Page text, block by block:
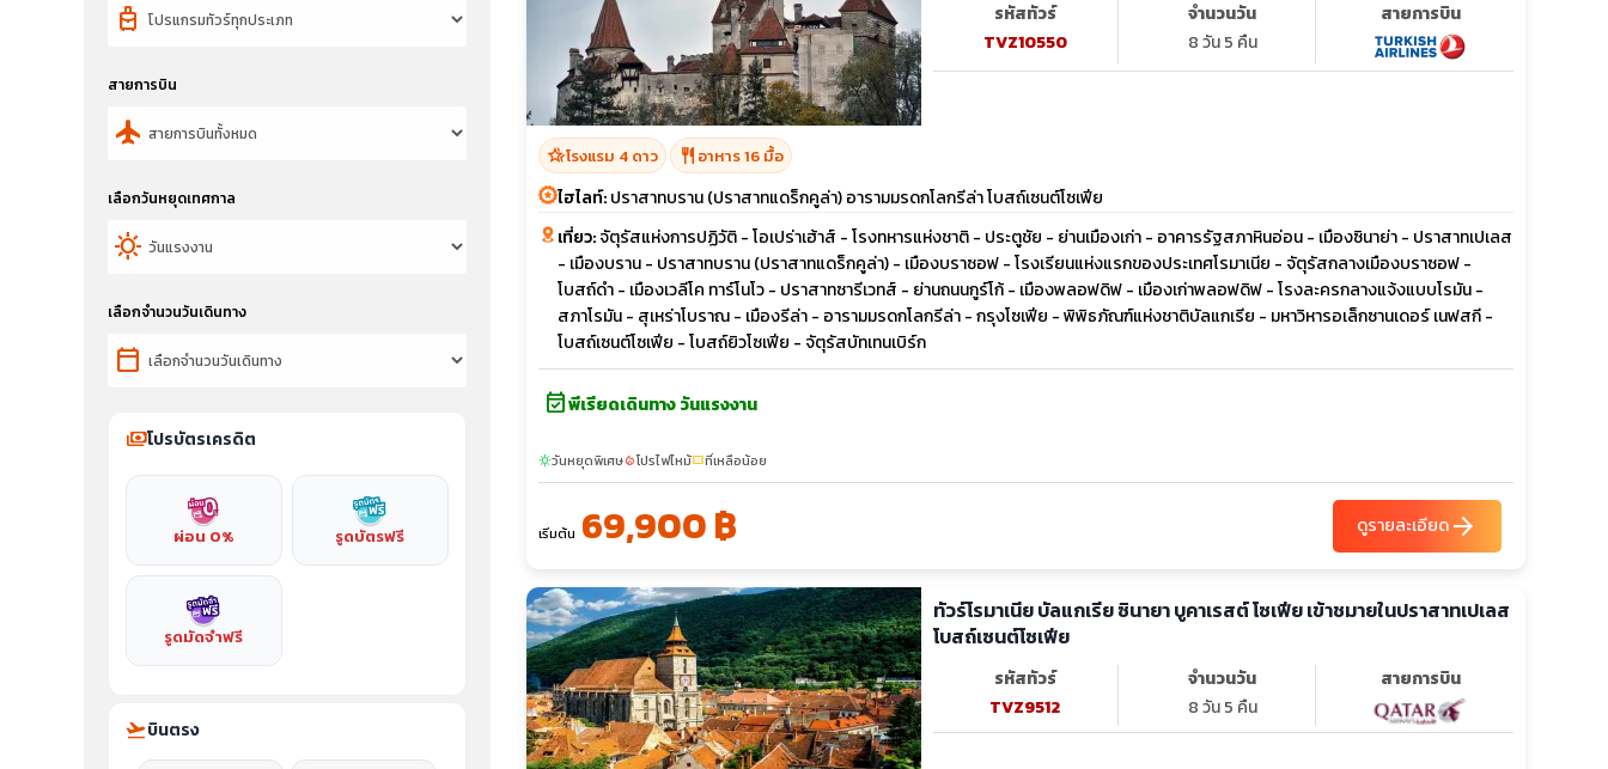
travel_luggage_and_bags
สายการบิน
flight
เลือกวันหยุดเทศกาล
sunny
เลือกจำนวนวันเดินทาง
calendar_today
paymentsโปรบัตรเครดิต
ผ่อน 0% รูดบัตรฟรี
รูดมัดจำฟรี
flight_takeoffบินตรง
รหัสทัวร์
TVZ10550
จำนวนวัน
8 วัน 5 คืน
สายการบิน
hotel_classโรงแรม 4 ดาว restaurant อาหาร 16 มื้อ
ไฮไลท์:ปราสาทบราน (ปราสาทแดร็กคูล่า) อารามมรดกโลกรีล่า โบสถ์เซนต์โซเฟีย
เที่ยว:จัตุรัสแห่งการปฏิวัติ - โอเปร่าเฮ้าส์ - โรงทหารแห่งชาติ - ประตูชัย - ย่านเมืองเก่า - อาคารรัฐสภาหินอ่อน - เมืองซินาย่า - ปราสาทเปเลส
- เมืองบราน - ปราสาทบราน (ปราสาทแดร็กคูล่า) - เมืองบราซอฟ - โรงเรียนแห่งแรกของประเทศโรมาเนีย - จัตุรัสกลางเมืองบราซอฟ -
โบสถ์ดำ - เมืองเวลีโค ทาร์โนโว - ปราสาทซารีเวทส์ - ย่านถนนกูร์โก้ - เมืองพลอฟดิฟ - เมืองเก่าพลอฟดิฟ - โรงละครกลางแจ้งแบบโรมัน -
สภาโรมัน - สุเหร่าโบราณ - เมืองรีล่า - อารามมรดกโลกรีล่า - กรุงโซเฟีย - พิพิธภัณฑ์แห่งชาติบัลแกเรีย - มหาวิหารอเล็กซานเดอร์ เนฟสกี -
โบสถ์เซนต์โซเฟีย - โบสถ์ยิวโซเฟีย - จัตุรัสบัทเทนเบิร์ก
event_availableพีเรียดเดินทาง วันแรงงาน
sunnyวันหยุดพิเศษlocal_fire_departmentโปรไฟไหม้confirmation_numberที่เหลือน้อย
เริ่มต้น 69,900 ฿ ดูรายละเอียดarrow_forward
ทัวร์โรมาเนีย บัลแกเรีย ซินายา บูคาเรสต์ โซเฟีย เข้าชมายในปราสาทเปเลส
โบสถ์เซนต์โซเฟีย
รหัสทัวร์
TVZ9512
จำนวนวัน
8 วัน 5 คืน
สายการบิน